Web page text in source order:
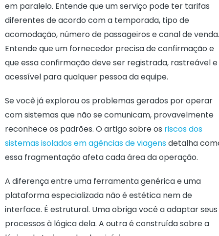
em paralelo. Entende que um serviço pode ter tarifas
diferentes de acordo com a temporada, tipo de
acomodação, número de passageiros e canal de venda.
Entende que um fornecedor precisa de confirmação e
que essa confirmação deve ser registrada, rastreável e
acessível para qualquer pessoa da equipe.
Se você já explorou os problemas gerados por operar
com sistemas que não se comunicam, provavelmente
reconhece os padrões. O artigo sobre os riscos dos
sistemas isolados em agências de viagensdetalha
essa fragmentação afeta cada área da operação.
A diferença entre uma ferramenta genérica e uma
plataforma especializada não é estética nem de
interface. É estrutural. Uma obriga você a adaptar seus
processos à lógica dela. A outra é construída sobre a